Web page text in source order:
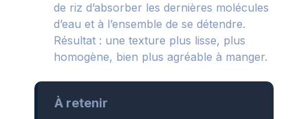
de riz d’absorber les dernières molécules
d’eau et à l’ensemble de se détendre.
Résultat : une texture plus lisse, plus
homogène, bien plus agréable à manger.
À retenir